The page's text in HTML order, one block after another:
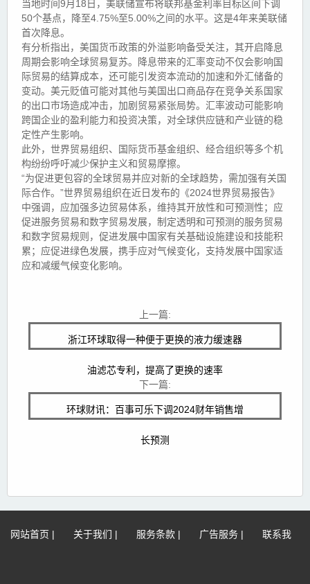
当地时间9月18日，美联储宣布将联邦基金利率目标区间下调
50个基点，降至4.75%至5.00%之间的水平。这是4年来美联储
首次降息。
有分析指出，美国货币政策的外溢影响备受关注，其开启降息
周期会影响全球贸易复苏。降息带来的汇率变动不仅会影响国
际贸易的结算成本，还可能引发资本流动的加速和外汇储备的
变动。美元贬值可能对其他与美国出口商品存在竞争关系国家
的出口市场造成冲击，加剧贸易紧张局势。汇率波动可能影响
跨国企业的盈利能力和投资决策，对全球供应链和产业链的稳
定性产生影响。
此外，世界贸易组织、国际货币基金组织、经合组织等多个机
构纷纷呼吁减少保护主义和贸易摩擦。
“为促进更包容的全球贸易并应对新的全球趋势，需加强有关国
际合作。”世界贸易组织在近日发布的《2024世界贸易报告》
中强调，应加强多边贸易体系，维持其开放性和可预测性；应
促进服务贸易和数字贸易发展，制定透明和可预测的服务贸易
和数字贸易规则，促进发展中国家有关基础设施建设和技能积
累；应促进绿色发展，携手应对气候变化，支持发展中国家适
应和减缓气候变化影响。
上一篇:
浙江环球取得一种便于更换的液力缓速器
油滤芯专利，提高了更换的速率
下一篇:
环球财讯：百事可乐下调2024财年销售增
长预测
网站首页 | 关于我们 | 服务条款 | 广告服务 | 联系我